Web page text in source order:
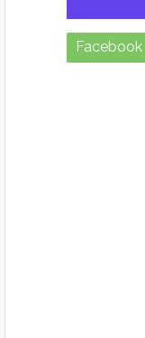
Facebook